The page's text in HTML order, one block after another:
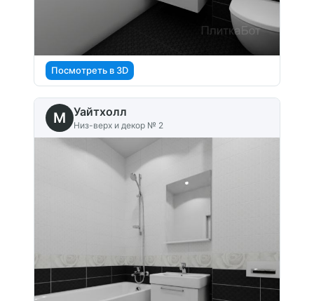
Посмотреть в 3D
M Уайтхолл
Низ-верх и декор № 2